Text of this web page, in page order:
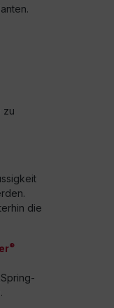
zu
die
®